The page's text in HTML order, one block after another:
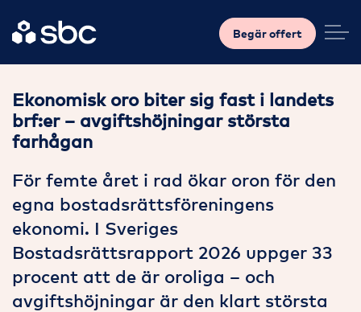
Begär offert
Ekonomisk oro biter sig fast i landets
brf:er – avgiftshöjningar största
farhågan
För femte året i rad ökar oron för den
egna bostadsrättsföreningens
ekonomi. I Sveriges
Bostadsrättsrapport 2026 uppger 33
procent att de är oroliga – och
avgiftshöjningar är den klart största